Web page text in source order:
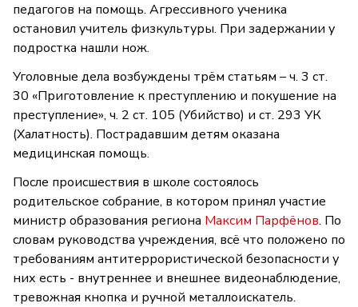
педагогов на помощь. Агрессивного ученика
остановил учитель физкультуры. При задержании у
подростка нашли нож.
Уголовные дела возбуждены трём статьям – ч. 3 ст.
30 «Приготовление к преступлению и покушение на
преступление», ч. 2 ст. 105 (Убийство) и ст. 293 УК
(Халатность). Пострадавшим детям оказана
медицинская помощь.
После происшествия в школе состоялось
родительское собрание, в котором принял участие
министр образования региона Максим Парфёнов. По
словам руководства учреждения, всё что положено по
требованиям антитеррористической безопасности у
них есть - внутреннее и внешнее видеонаблюдение,
тревожная кнопка и ручной металлоискатель.